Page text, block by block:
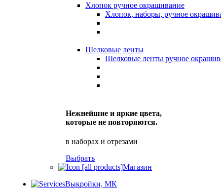
Хлопок ручное окрашивание
Хлопок, наборы, ручное
Шелковые ленты
Шелковые ленты ручное
Нежнейшие и яркие цвета,
которые не повторяются.
в наборах и отрезами
Выбрать
Магазин
Выкройки, МК